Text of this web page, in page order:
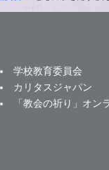
学校教育委員会
カリタスジャパン
「教会の祈り」オン